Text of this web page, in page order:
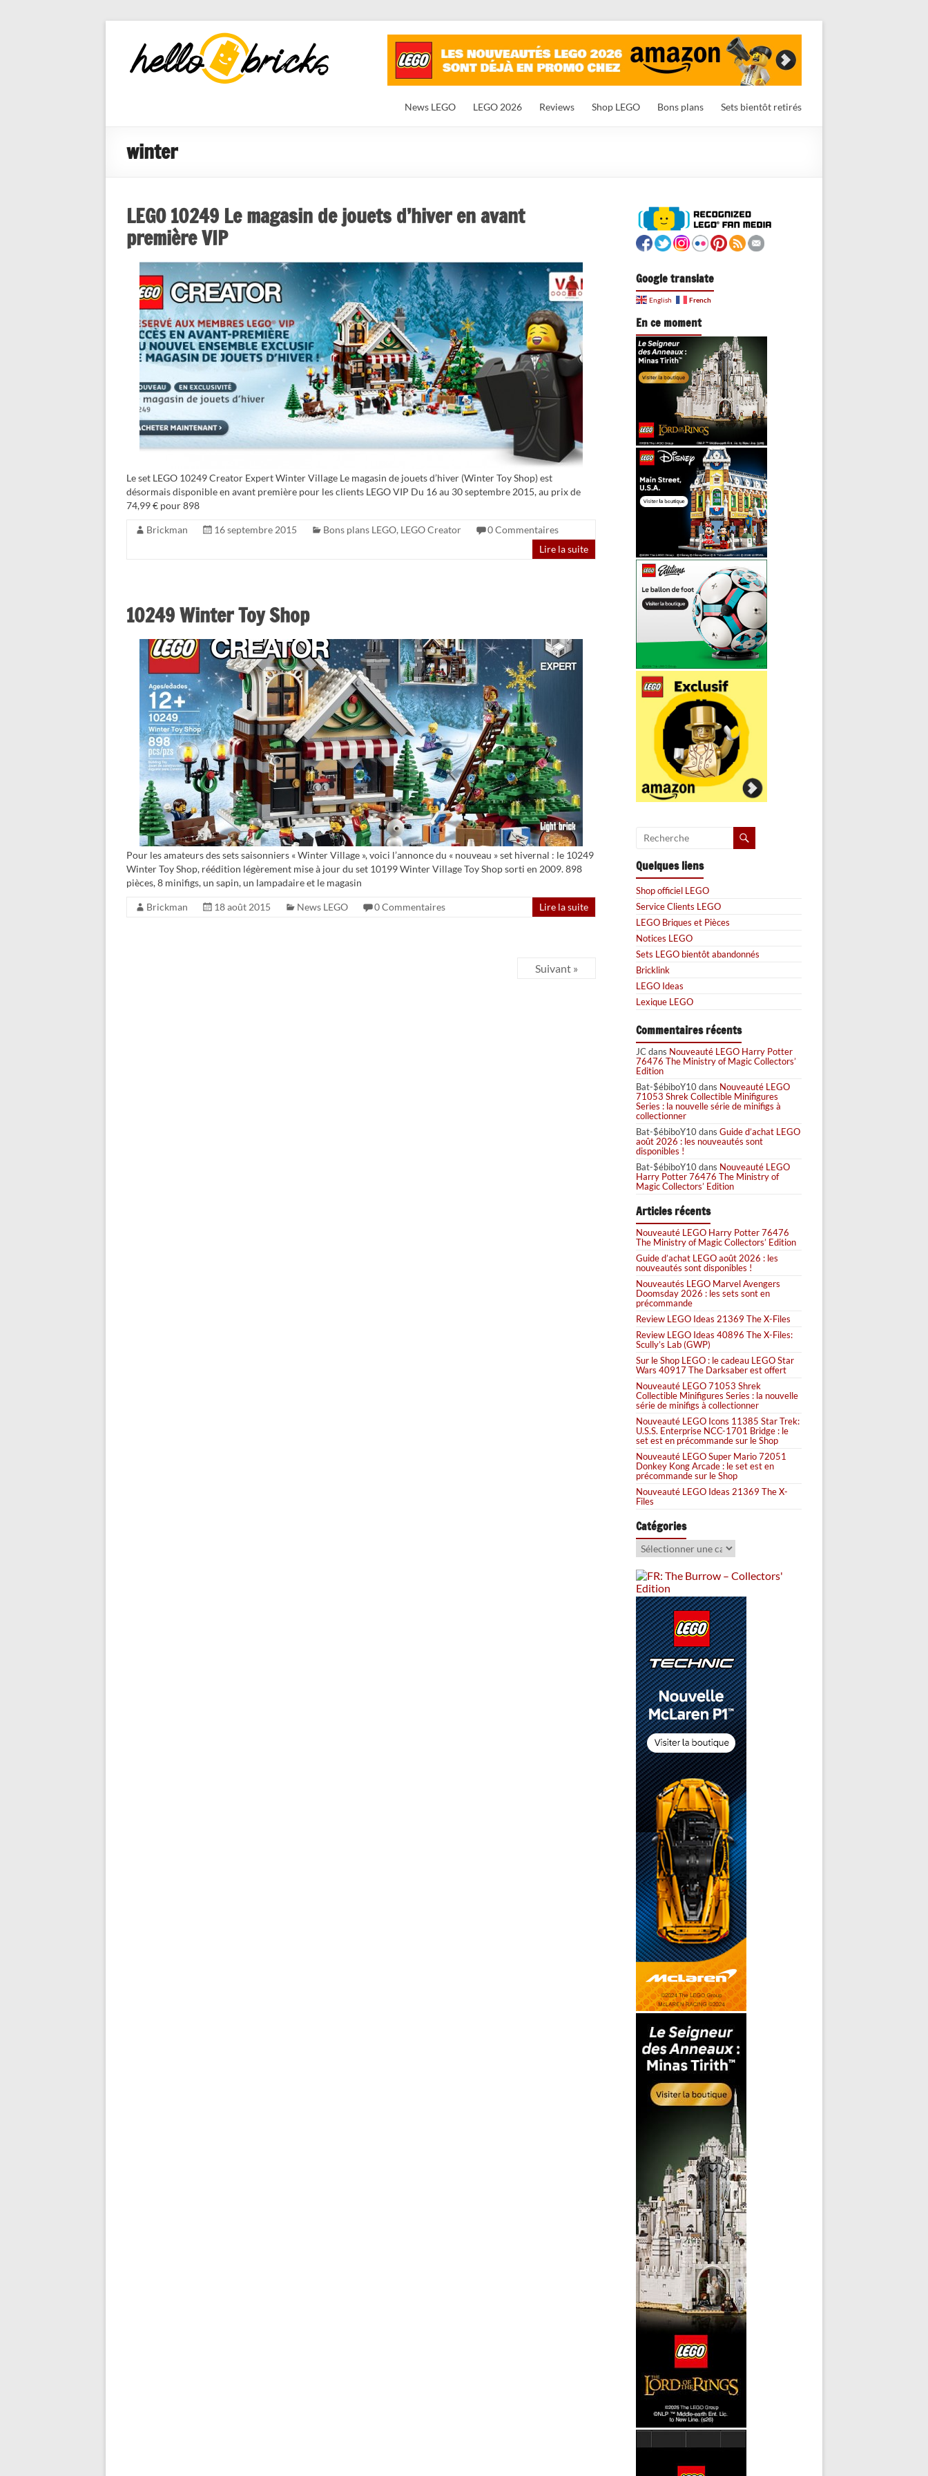
HelloBricks
Blog LEGO,
nouveaut�s
News LEGO LEGO 2026 Reviews Shop LEGO Bons plans Sets bientôt retirés
winter
LEGO 10249 Le magasin de jouets d’hiver en avant
première VIP
Le set LEGO 10249 Creator Expert Winter Village Le magasin de jouets d’hiver (Winter Toy Shop) est
désormais disponible en avant première pour les clients LEGO VIP Du 16 au 30 septembre 2015, au prix de
74,99 € pour 898
Brickman 16 septembre 2015 Bons plans LEGO, LEGO Creator
0 Commentaires
Lire la suite
10249 Winter Toy Shop
Pour les amateurs des sets saisonniers « Winter Village », voici l’annonce du « nouveau » set hivernal : le 10249
Winter Toy Shop, réédition légèrement mise à jour du set 10199 Winter Village Toy Shop sorti en 2009. 898
pièces, 8 minifigs, un sapin, un lampadaire et le magasin
Brickman 18 août 2015 News LEGO 0 Commentaires Lire la suite
Suivant »
Google translate
English French
En ce moment
Quelques liens
Shop officiel LEGO
Service Clients LEGO
LEGO Briques et Pièces
Notices LEGO
Sets LEGO bientôt abandonnés
Bricklink
LEGO Ideas
Lexique LEGO
Commentaires récents
JCdans Nouveauté LEGO Harry Potter
76476 The Ministry of Magic Collectors’
Edition
Bat-$ébiboY10dans Nouveauté LEGO
71053 Shrek Collectible Minifigures
Series : la nouvelle série de minifigs à
collectionner
Bat-$ébiboY10dans Guide d’achat LEGO
août 2026 : les nouveautés sont
disponibles !
Bat-$ébiboY10dans Nouveauté LEGO
Harry Potter 76476 The Ministry of
Magic Collectors’ Edition
Articles récents
Nouveauté LEGO Harry Potter 76476
The Ministry of Magic Collectors’ Edition
Guide d’achat LEGO août 2026 : les
nouveautés sont disponibles !
Nouveautés LEGO Marvel Avengers
Doomsday 2026 : les sets sont en
précommande
Review LEGO Ideas 21369 The X-Files
Review LEGO Ideas 40896 The X-Files:
Scully’s Lab (GWP)
Sur le Shop LEGO : le cadeau LEGO Star
Wars 40917 The Darksaber est offert
Nouveauté LEGO 71053 Shrek
Collectible Minifigures Series : la nouvelle
série de minifigs à collectionner
Nouveauté LEGO Icons 11385 Star Trek:
U.S.S. Enterprise NCC-1701 Bridge : le
set est en précommande sur le Shop
Nouveauté LEGO Super Mario 72051
Donkey Kong Arcade : le set est en
précommande sur le Shop
Nouveauté LEGO Ideas 21369 The X-
Files
Catégories
Catégories